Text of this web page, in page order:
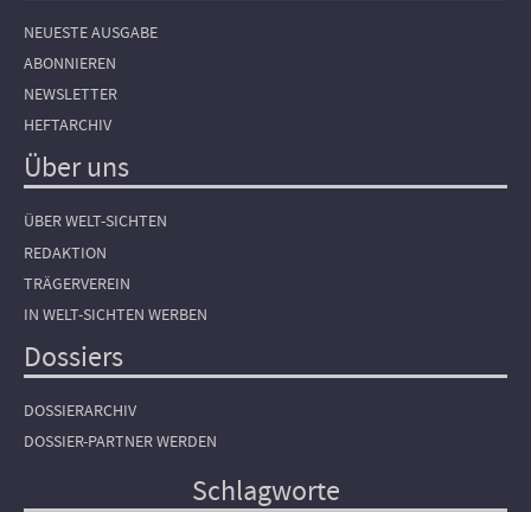
NEUESTE AUSGABE
ABONNIEREN
NEWSLETTER
HEFTARCHIV
Über uns
ÜBER WELT-SICHTEN
REDAKTION
TRÄGERVEREIN
IN WELT-SICHTEN WERBEN
Dossiers
DOSSIERARCHIV
DOSSIER-PARTNER WERDEN
Schlagworte